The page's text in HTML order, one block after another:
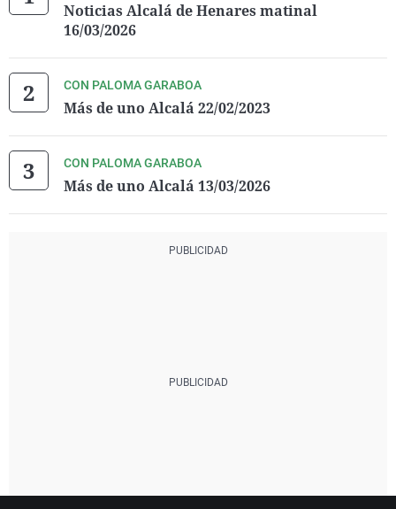
Noticias Alcalá de Henares matinal
16/03/2026
CON PALOMA GARABOA
Más de uno Alcalá 22/02/2023
CON PALOMA GARABOA
Más de uno Alcalá 13/03/2026